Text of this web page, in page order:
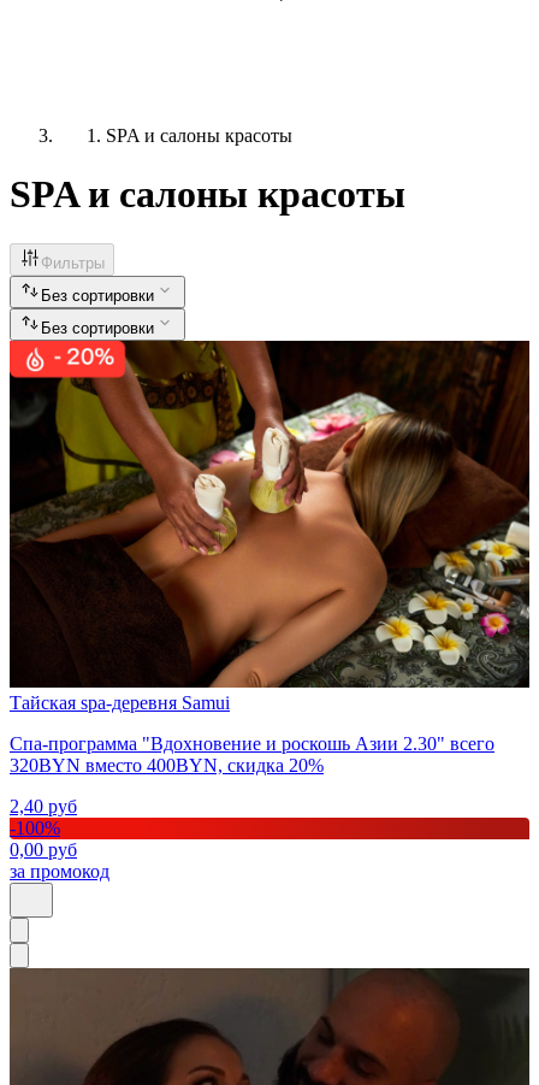
SPA и салоны красоты
SPA и салоны красоты
Фильтры
Без сортировки
Без сортировки
Тайская spa-деревня Samui
Спа-программа "Вдохновение и роскошь Азии 2.30" всего
320BYN вместо 400BYN, скидка 20%
2,40 руб
-100%
0,00 руб
за промокод